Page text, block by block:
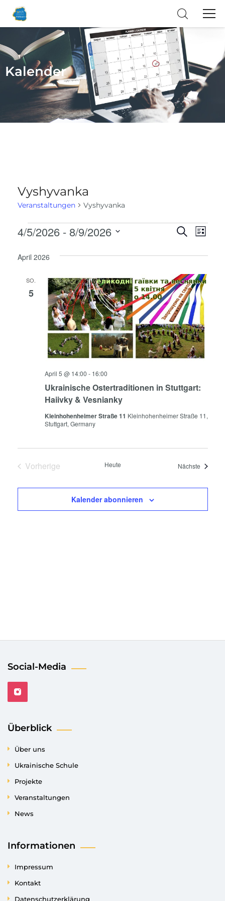
Kalender
Vyshyvanka
Veranstaltungen Vyshyvanka
Veranstaltungen
Suche
und
SucheVeranstaltung
Liste
4/5/2026 - 8/9/2026
wählen.
April 2026
SO.
5
Ukrainische Ostertraditionen in Stuttgart:
Haiivky & Vesnianky
April 5 @ 14:00 - 16:00
Kleinhohenheimer Straße 11 Kleinhohenheimer Straße 11,
Stuttgart, Germany
Vorherige
Heute Nächste
Kalender abonnieren
Social-Media
Überblick
Über uns
Ukrainische Schule
Projekte
Veranstaltungen
News
Informationen
Impressum
Kontakt
Datenschutzerklärung